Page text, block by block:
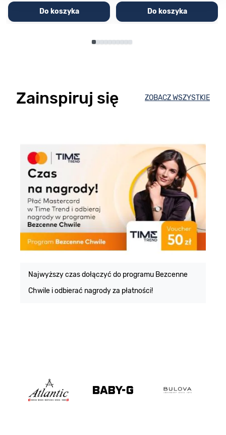
Do koszyka Do koszyka
Zainspiruj się ZOBACZ WSZYSTKIE
Najwyższy czas dołączyć do programu Bezcenne
Chwile i odbierać nagrody za płatności!